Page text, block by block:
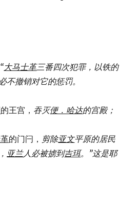
“大马士革三番四次犯罪， 以铁的
不撤销对它的惩罚。
的王宫， 吞灭便．哈达的宫殿；
的门闩， 剪除亚文平原的居民
亚兰人必被掳到吉珥。”这是耶